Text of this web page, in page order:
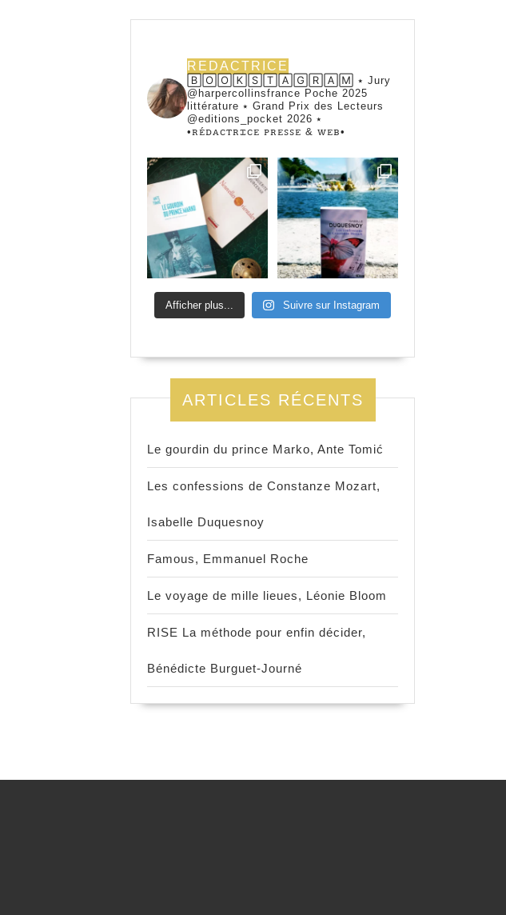
REDACTRICE
🄱🄾🄾🄺🅂🅃🄰🄶🅁🄰🄼 ⭑ Jury
@harpercollinsfrance Poche 2025
littérature ⭑ Grand Prix des Lecteurs
@editions_pocket 2026 ⭑
•ꭱꭼ́ꭰꭺꮯꭲꭱꮖꮯꭼ ꮲꭱꭼꮪꮪꭼ & ꮃꭼᏼ•
Afficher plus... Suivre sur Instagram
ARTICLES RÉCENTS
Le gourdin du prince Marko, Ante Tomić
Les confessions de Constanze Mozart,
Isabelle Duquesnoy
Famous, Emmanuel Roche
Le voyage de mille lieues, Léonie Bloom
RISE La méthode pour enfin décider,
Bénédicte Burguet-Journé